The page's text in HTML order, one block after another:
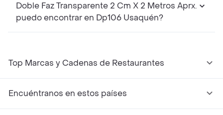
Doble Faz Transparente 2 Cm X 2 Metros Aprx.
puedo encontrar en Dp106 Usaquén?
Top Marcas y Cadenas de Restaurantes
Encuéntranos en estos países